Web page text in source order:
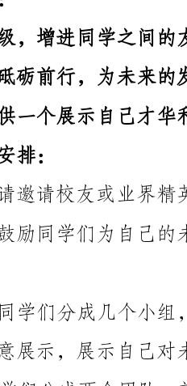
3.为同学们提供一个展示自己才华和能力的舞台。
和职业发